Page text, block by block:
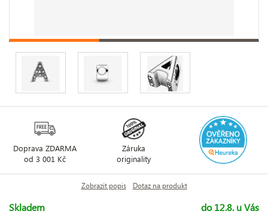
Doprava ZDARMA
od 3 001 Kč
Záruka
originality
Zobrazit popis Dotaz na produkt
Skladem
do 12.8. u Vás